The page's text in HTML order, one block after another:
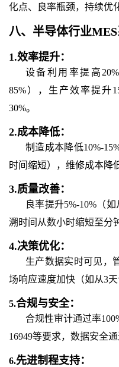
化点、良率瓶颈，持续优
八、 半导体行业
1.效率提升：
设备利用率提高
85%），生产效率提升
30%。
2.成本降低：
制造成本降低10%-
时间缩短），维修成本降
3.质量改善：
良率提升5%-10%（
溯时间从数小时缩短至分
4.决策优化：
生产数据实时可见，
场响应速度加快（如从3
5.合规与安全：
合规性审计通过率
16949等要求，数据安全
6.先进制程支持：